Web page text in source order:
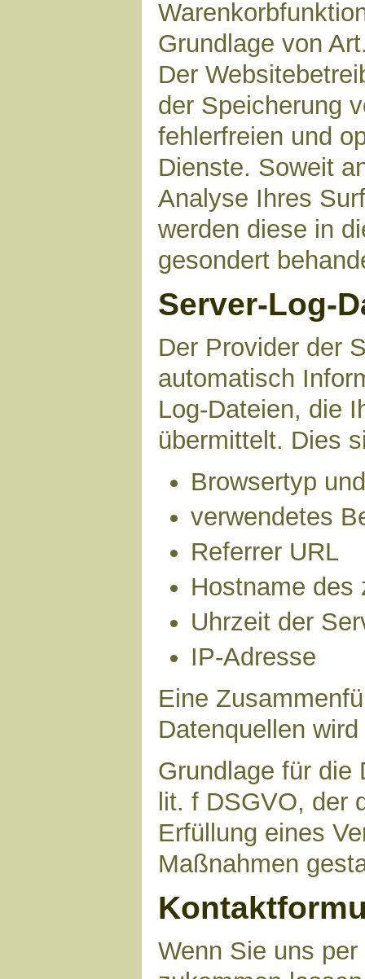
Grundlage von
Der
der Speicherung
fehlerfreien und
Dienste. Soweit
Analyse Ihres
werden diese in
gesondert
Server-Log-
Der Provider der
automatisch
Log-Dateien, die
übermittelt. Dies
Browsertyp
verwendetes
Referrer URL
Hostname des
Uhrzeit der
IP-Adresse
Eine
Datenquellen
Grundlage für die
lit. f DSGVO, der
Erfüllung eines
Maßnahmen
Wenn Sie uns